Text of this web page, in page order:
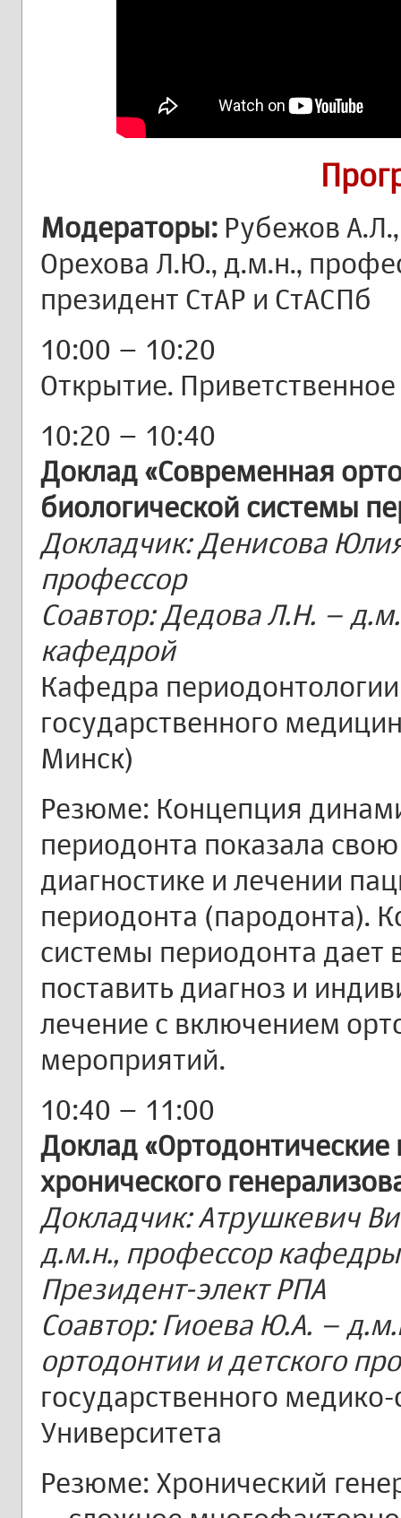
Модераторы: Рубежов
Орехова Л.Ю., д.м.н.,
президент СтАР и СтАСПб
10:00 – 10:20
Открытие.
10:20 – 10:40
Доклад «Современная
биологической системы
Докладчик: Денисова
профессор
Соавтор: Дедова Л.Н. –
кафедрой
Кафедра
государственного
Минск)
Резюме: Концепция
периодонта показала
диагностике и лечении
периодонта (пародонта).
системы периодонта дает
поставить диагноз и
лечение с включением
мероприятий.
10:40 – 11:00
Доклад
хронического
Докладчик: Атрушкевич
д.м.н., профессор
Президент-элект РПА
Соавтор: Гиоева Ю.А. –
ортодонтии и детского
государственного
Университета
Резюме: Хронический